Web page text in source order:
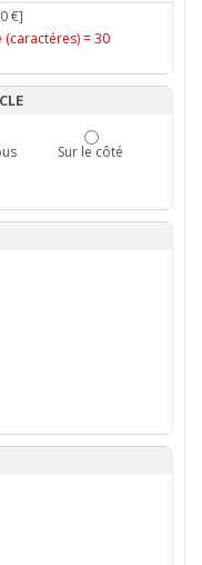
€]
=30
Sur le côté